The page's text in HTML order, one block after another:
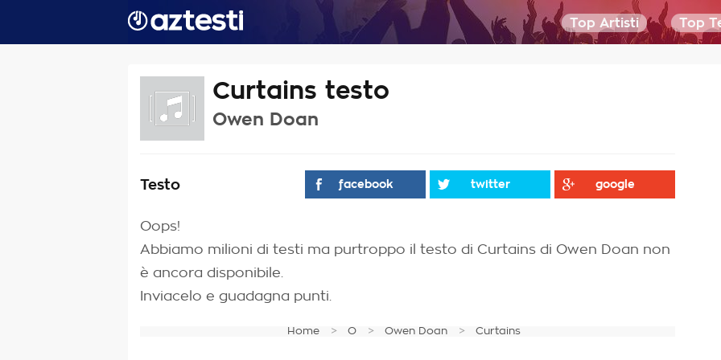
Top Artisti Top
Curtains testo
Owen Doan
Testo facebook twitter google
Oops!
Abbiamo milioni di testi ma purtroppo il testo di Curtains di Owen Doan non
è ancora disponibile.
Inviacelo e guadagna punti.
Home O Owen Doan Curtains